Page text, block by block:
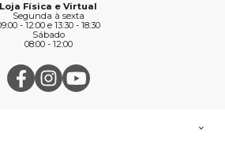
Loja Física e Virtual
Segunda à sexta
- 12:00 e 13:30 - 18:30
Sábado
08:00 - 12:00